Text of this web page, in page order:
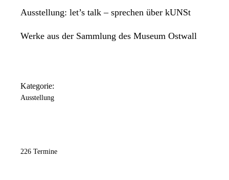
Ausstellung: let’s talk – sprechen über kUNSt
Werke aus der Sammlung des Museum Ostwall
Kategorie:
Ausstellung
226 Termine